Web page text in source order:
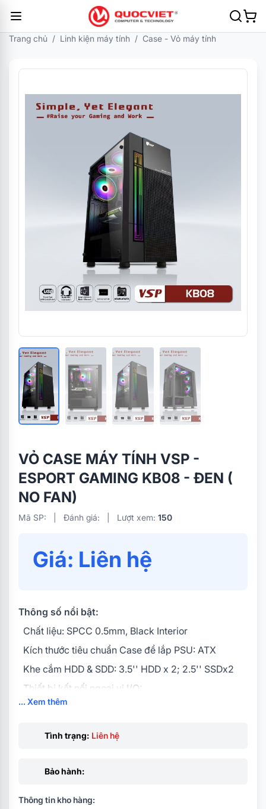
Trang chủ / Linh kiện máy tính / Case - Vỏ máy tính
VỎ CASE MÁY TÍNH VSP -
ESPORT GAMING KB08 - ĐEN (
NO FAN)
Mã SP: Đánh giá: Lượt xem: 150
Giá: Liên hệ
Thông số nổi bật:
Chất liệu: SPCC 0.5mm, Black Interior
Kích thước tiêu chuẩn Case để lắp PSU: ATX
Khe cắm HDD & SDD: 3.5'' HDD x 2; 2.5'' SSDx2
Thiết bị kết nối ngoại vi I/O:
USB3.0*1/USB2.0*X/Audio/Mic
Mặt trước: 120mm*3
Mặt trên: 120mm*2
Chiều cao tản nhiệt CPU tối đa: 159mm
... Xem thêm
Tình trạng: Liên hệ
Bảo hành:
Thông tin kho hàng: